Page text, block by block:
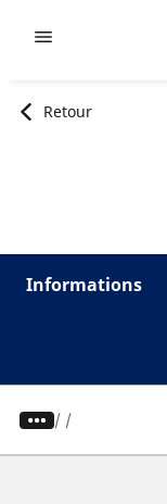
Retour
Informations
/